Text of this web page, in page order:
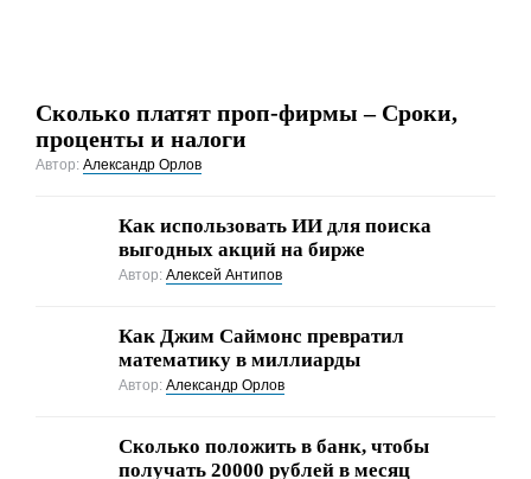
Сколько платят проп-фирмы – Сроки,
проценты и налоги
Автор:Александр Орлов
Как использовать ИИ для поиска
выгодных акций на бирже
Автор:Алексей Антипов
Как Джим Саймонс превратил
математику в миллиарды
Автор:Александр Орлов
Сколько положить в банк, чтобы
получать 20000 рублей в месяц